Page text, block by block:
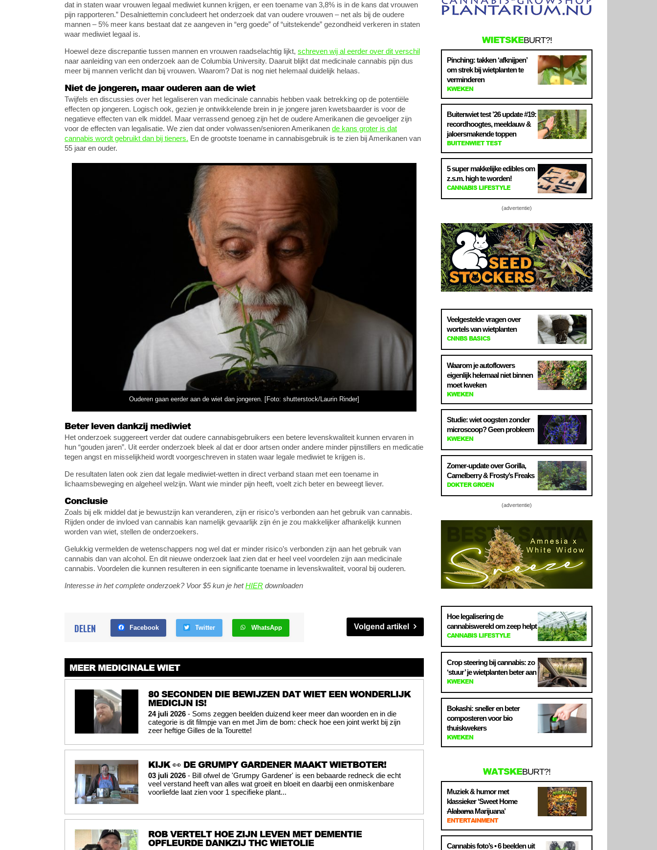
dat in staten waar vrouwen legaal mediwiet kunnen krijgen, er een toename van 3,8% is in de kans dat vrouwen
pijn rapporteren.” Desalniettemin concludeert het onderzoek dat van oudere vrouwen – net als bij de oudere
mannen – 5% meer kans bestaat dat ze aangeven in “erg goede” of “uitstekende” gezondheid verkeren in staten
waar mediwiet legaal is.
Hoewel deze discrepantie tussen mannen en vrouwen raadselachtig lijkt, schreven wij al eerder over dit verschil
naar aanleiding van een onderzoek aan de Columbia University. Daaruit blijkt dat medicinale cannabis pijn dus
meer bij mannen verlicht dan bij vrouwen. Waarom? Dat is nog niet helemaal duidelijk helaas.
Niet de jongeren, maar ouderen aan de wiet
Twijfels en discussies over het legaliseren van medicinale cannabis hebben vaak betrekking op de potentiële
effecten op jongeren. Logisch ook, gezien je ontwikkelende brein in je jongere jaren kwetsbaarder is voor de
negatieve effecten van elk middel. Maar verrassend genoeg zijn het de oudere Amerikanen die gevoeliger zijn
voor de effecten van legalisatie. We zien dat onder volwassen/senioren Amerikanen de kans groter is dat
cannabis wordt gebruikt dan bij tieners. En de grootste toename in cannabisgebruik is te zien bij Amerikanen van
55 jaar en ouder.
Ouderen gaan eerder aan de wiet dan jongeren. [Foto: shutterstock/Laurin Rinder]
Beter leven dankzij mediwiet
Het onderzoek suggereert verder dat oudere cannabisgebruikers een betere levenskwaliteit kunnen ervaren in
hun “gouden jaren”. Uit eerder onderzoek bleek al dat er door artsen onder andere minder pijnstillers en medicatie
tegen angst en misselijkheid wordt voorgeschreven in staten waar legale mediwiet te krijgen is.
De resultaten laten ook zien dat legale mediwiet-wetten in direct verband staan met een toename in
lichaamsbeweging en algeheel welzijn. Want wie minder pijn heeft, voelt zich beter en beweegt liever.
Conclusie
Zoals bij elk middel dat je bewustzijn kan veranderen, zijn er risico’s verbonden aan het gebruik van cannabis.
Rijden onder de invloed van cannabis kan namelijk gevaarlijk zijn én je zou makkelijker afhankelijk kunnen
worden van wiet, stellen de onderzoekers.
Gelukkig vermelden de wetenschappers nog wel dat er minder risico’s verbonden zijn aan het gebruik van
cannabis dan van alcohol. En dit nieuwe onderzoek laat zien dat er heel veel voordelen zijn aan medicinale
cannabis. Voordelen die kunnen resulteren in een significante toename in levenskwaliteit, vooral bij ouderen.
Interesse in het complete onderzoek? Voor $5 kun je hetHIER downloaden
DELEN Facebook Twitter WhatsApp Volgend artikel
MEER MEDICINALE WIET
80 SECONDEN DIE BEWIJZEN DAT WIET EEN WONDERLIJK
MEDICIJN IS!
24 juli 2026 - Soms zeggen beelden duizend keer meer dan woorden en in die
categorie is dit filmpje van en met Jim de bom: check hoe een joint werkt bij zijn
zeer heftige Gilles de la Tourette!
KIJK 👀 DE GRUMPY GARDENER MAAKT WIETBOTER!
03 juli 2026 - Bill ofwel de 'Grumpy Gardener' is een bebaarde redneck die echt
veel verstand heeft van alles wat groeit en bloeit en daarbij een onmiskenbare
voorliefde laat zien voor 1 specifieke plant...
ROB VERTELT HOE ZIJN LEVEN MET DEMENTIE
OPFLEURDE DANKZIJ THC WIETOLIE
WIETSKEBURT?!
Pinching: takken ‘afknijpen’
om strek bij wietplanten te
verminderen
KWEKEN
Buitenwiet test ’26 update #19:
recordhoogtes, meeldauw &
jaloersmakende toppen
BUITENWIET TEST
5 super makkelijke edibles om
z.s.m. high te worden!
CANNABIS LIFESTYLE
(advertentie)
Veelgestelde vragen over
wortels van wietplanten
CNNBS BASICS
Waarom je autoflowers
eigenlijk helemaal niet binnen
moet kweken
KWEKEN
Studie: wiet oogsten zonder
microscoop? Geen probleem
KWEKEN
Zomer-update over Gorilla,
Camelberry & Frosty’s Freaks
DOKTER GROEN
(advertentie)
Hoe legalisering de
cannabiswereld om zeep helpt
CANNABIS LIFESTYLE
Crop steering bij cannabis: zo
‘stuur’ je wietplanten beter aan
KWEKEN
Bokashi: sneller en beter
composteren voor bio
thuiskwekers
KWEKEN
WATSKEBURT?!
Muziek & humor met
klassieker ‘Sweet Home
AlabamaMarijuana’
ENTERTAINMENT
Cannabis foto’s • 6 beelden uit